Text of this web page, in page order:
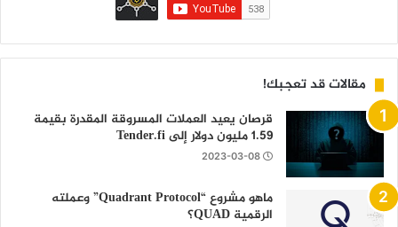
مقالات قد تعجبك!
قرصان يعيد العملات المسروقة المقدرة بقيمة
1.59 مليون دولار إلى Tender.fi
2023-03-08
ماهو مشروع “Quadrant Protocol” وعملته
الرقمية QUAD؟